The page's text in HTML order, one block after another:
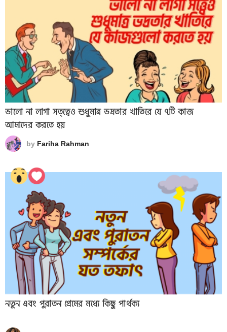
ভালো না লাগা সত্ত্বেও শুধুমাত্র ভদ্রতার খাতিরে যে ৭টি কাজ
আমাদের করতে হয়
by Fariha Rahman
নতুন এবং পুরাতন প্রেমের মধ্যে কিছু পার্থক্য